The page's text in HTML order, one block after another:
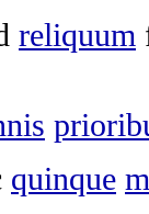
reliquum
quinque